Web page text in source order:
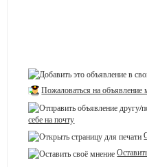
Пожаловаться на объявление
себе на почту